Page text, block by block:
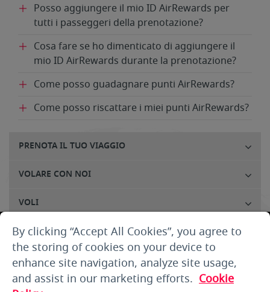
Posso aggiungere il mio ID AirRewards per
tutti i passeggeri della prenotazione?
Cosa fare se ho dimenticato di aggiungere il
mio ID AirRewards durante la prenotazione?
Come posso guadagnare punti AirRewards?
Come posso riscattare i miei punti AirRewards?
PRENOTA IL TUO VIAGGIO
VOLARE CON NOI
VOLI
SERVIZIO CLIENTI
CHI SIAMO
THE SMALLPRINT
By clicking “Accept All Cookies”, you agree to
the storing of cookies on your device to
enhance site navigation, analyze site usage,
and assist in our marketing efforts. Cookie